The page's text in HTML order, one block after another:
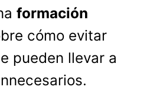
formación
cómo evitar
pueden llevar a